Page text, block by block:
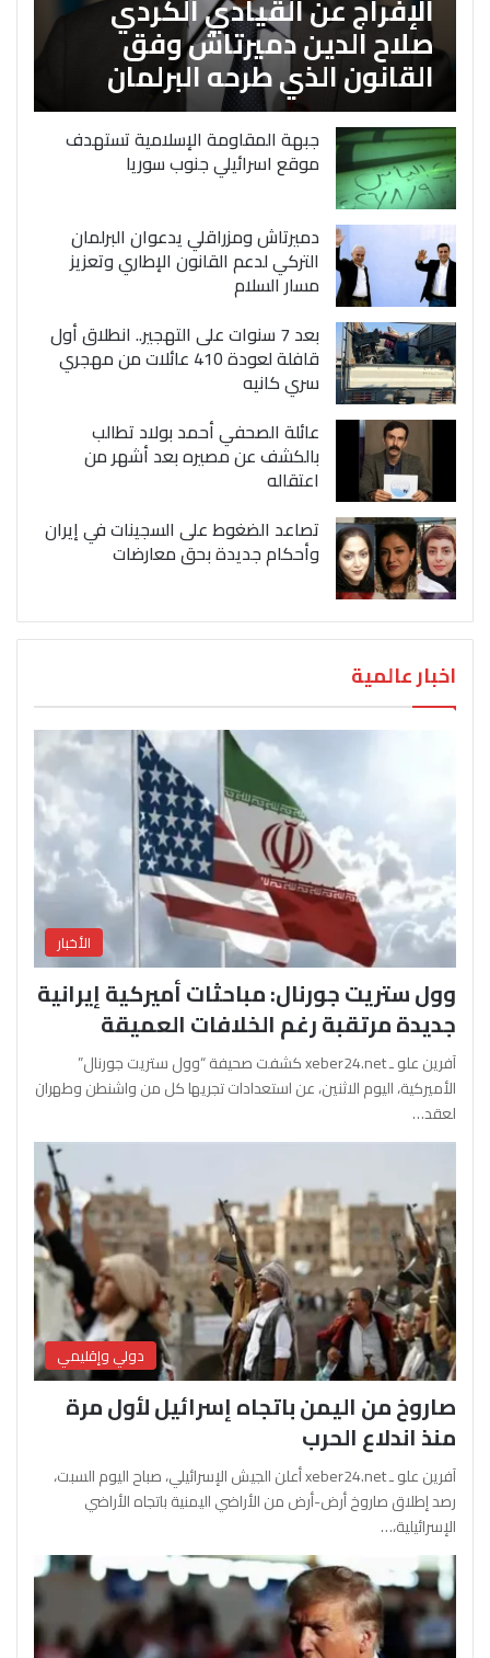
صلاح الدين دميرتاش وفق
القانون الذي طرحه البرلمان
جبهة المقاومة الإسلامية تستهدف
موقع اسرائيلي جنوب سوريا
دميرتاش ومزراقلي يدعوان البرلمان
التركي لدعم القانون الإطاري وتعزيز
مسار السلام
بعد 7 سنوات على التهجير.. انطلاق أول
قافلة لعودة 410 عائلات من مهجري
سري كانيه
عائلة الصحفي أحمد بولاد تطالب
بالكشف عن مصيره بعد أشهر من
اعتقاله
تصاعد الضغوط على السجينات في إيران
وأحكام جديدة بحق معارضات
اخبار عالمية
الأخبار
وول ستريت جورنال: مباحثات أميركية إيرانية
جديدة مرتقبة رغم الخلافات العميقة
آفرين علو ـ xeber24.net كشفت صحيفة “وول ستريت جورنال”
الأميركية، اليوم الاثنين، عن استعدادات تجريها كل من واشنطن وطهران
لعقد…
دولي وإقليمي
صاروخ من اليمن باتجاه إسرائيل لأول مرة
منذ اندلاع الحرب
آفرين علو ـ xeber24.net أعلن الجيش الإسرائيلي، صباح اليوم السبت،
رصد إطلاق صاروخ أرض-أرض من الأراضي اليمنية باتجاه الأراضي
الإسرائيلية،…